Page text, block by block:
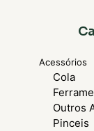
Acessórios
Cola
Outros
Pinceis